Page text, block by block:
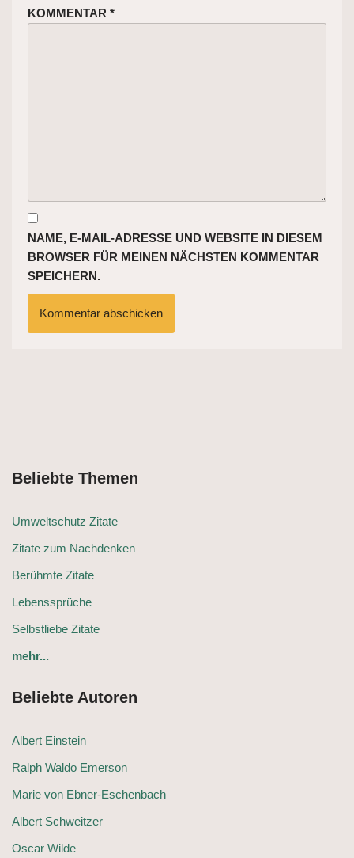
KOMMENTAR *
NAME, E-MAIL-ADRESSE UND WEBSITE IN DIESEM
BROWSER FÜR MEINEN NÄCHSTEN KOMMENTAR
SPEICHERN.
Beliebte Themen
Umweltschutz Zitate
Zitate zum Nachdenken
Berühmte Zitate
Lebenssprüche
Selbstliebe Zitate
mehr...
Beliebte Autoren
Albert Einstein
Ralph Waldo Emerson
Marie von Ebner-Eschenbach
Albert Schweitzer
Oscar Wilde